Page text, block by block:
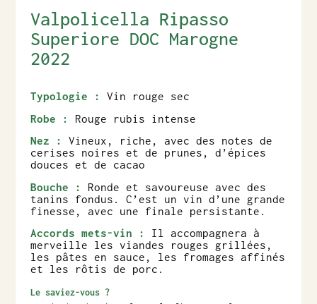
Valpolicella Ripasso
Superiore DOC Marogne
2022
Typologie : Vin rouge sec
Robe : Rouge rubis intense
Nez : Vineux, riche, avec des notes de
cerises noires et de prunes, d’épices
douces et de cacao
Bouche : Ronde et savoureuse avec des
tanins fondus. C’est un vin d’une grande
finesse, avec une finale persistante.
Accords mets-vin : Il accompagnera à
merveille les viandes rouges grillées,
les pâtes en sauce, les fromages affinés
et les rôtis de porc.
Le saviez-vous ?